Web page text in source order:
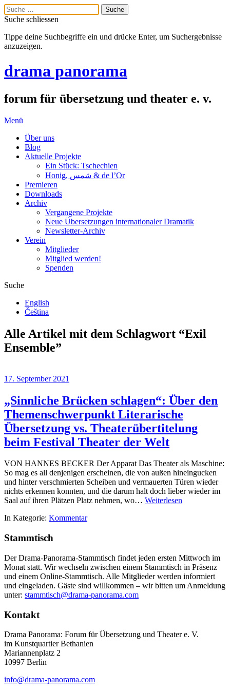
Suche schliessen
Tippe deine Suchbegriffe ein und drücke Enter, um Suchergebnisse
anzuzeigen.
drama panorama
forum für übersetzung und theater e. v.
Menü
Über uns
Blog
Aktuelle Projekte
Ein Stück: Tschechien
Honig, شمس & de l’Or
Premieren
Downloads
Archiv
Vergangene Projekte
Neue Übersetzungen internationaler Dramatik
Newsletter-Archiv
Verein
Mitglieder
Mitglied werden!
Spenden
Suche
English
Čeština
Alle Artikel mit dem Schlagwort “Exil
Ensemble”
17. September 2021
„Sinnliche Brücken schlagen“: Über den
Themenschwerpunkt Literarische
Übersetzung vs. Theaterübertitelung
beim Festival Theater der Welt
VON HANNES BECKER Der Apparat Das Theater als Maschine:
So mag es all denjenigen erscheinen, die von außen hineingucken
und hinter verschmierten Scheiben und vermauerten Türen wieder
nichts erkennen konnten, und die darum halt doch lieber wieder im
Saal auf ihren Plätzen Platz nehmen, wo… Weiterlesen
In Kategorie: Kommentar
Stammtisch
Der Drama-Panorama-Stammtisch findet jeden ersten Mittwoch im
Monat statt. Wir wechseln zwischen einem Stammtisch in Präsenz
und einem Online-Stammtisch. Alle Mitglieder werden informiert
und eingeladen. Gäste sind willkommen – wir bitten um Anmeldung
unter: stammtisch@drama-panorama.com
Kontakt
Drama Panorama: Forum für Übersetzung und Theater e. V.
im Kunstquartier Bethanien
Mariannenplatz 2
10997 Berlin
info@drama-panorama.com